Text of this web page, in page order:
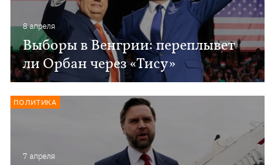
8 апреля
Выборы в Венгрии: переплывет
ли Орбан через «Тису»
7 апреля
ПОЛИТИКА